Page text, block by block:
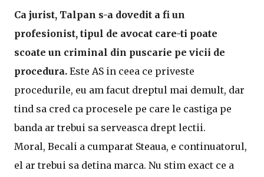
Ca jurist, Talpan s-a dovedit a fi un
profesionist, tipul de avocat care-ti poate
scoate un criminal din puscarie pe vicii de
procedura. Este AS in ceea ce priveste
procedurile, eu am facut dreptul mai demult, dar
tind sa cred ca procesele pe care le castiga pe
banda ar trebui sa serveasca drept lectii.
Moral, Becali a cumparat Steaua, e continuatorul,
el ar trebui sa detina marca. Nu stim exact ce a